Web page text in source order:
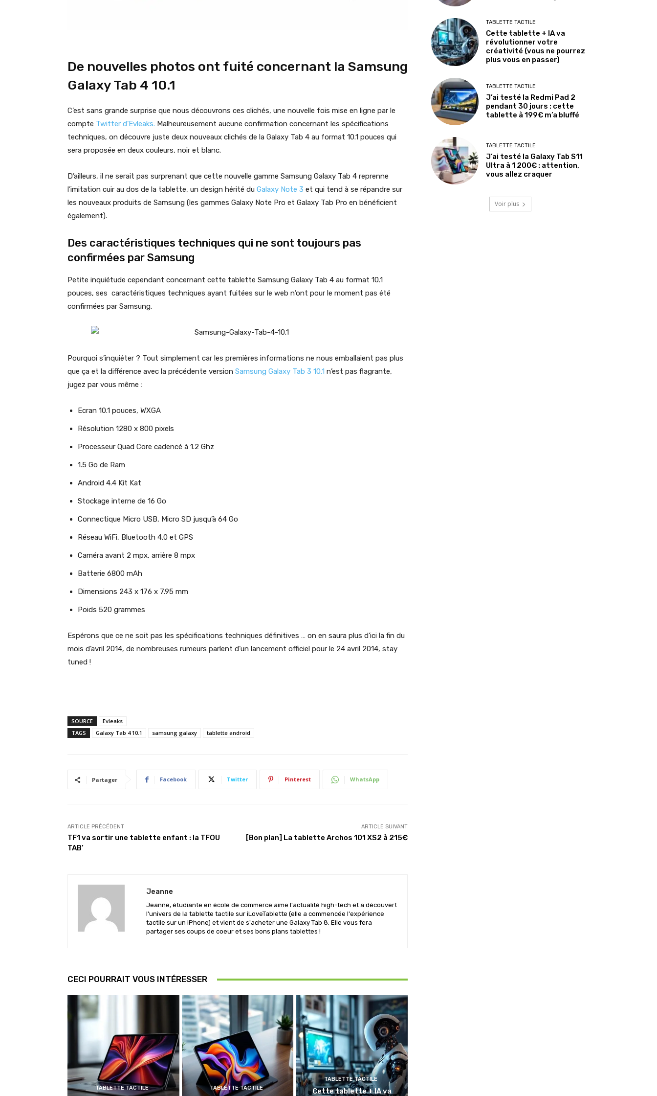
De nouvelles photos ont fuité concernant la Samsung
Galaxy Tab 4 10.1
C’est sans grande surprise que nous découvrons ces clichés, une nouvelle fois mise en ligne par le
compte Twitter d’Evleaks. Malheureusement aucune confirmation concernant les spécifications
techniques, on découvre juste deux nouveaux clichés de la Galaxy Tab 4 au format 10.1 pouces qui
sera proposée en deux couleurs, noir et blanc.
D’ailleurs, il ne serait pas surprenant que cette nouvelle gamme Samsung Galaxy Tab 4 reprenne
l’imitation cuir au dos de la tablette, un design hérité du Galaxy Note 3 et qui tend à se répandre sur
les nouveaux produits de Samsung (les gammes Galaxy Note Pro et Galaxy Tab Pro en bénéficient
également).
Des caractéristiques techniques qui ne sont toujours pas
confirmées par Samsung
Petite inquiétude cependant concernant cette tablette Samsung Galaxy Tab 4 au format 10.1
pouces, ses caractéristiques techniques ayant fuitées sur le web n’ont pour le moment pas été
confirmées par Samsung.
Pourquoi s’inquiéter ? Tout simplement car les premières informations ne nous emballaient pas plus
que ça et la différence avec la précédente version Samsung Galaxy Tab 3 10.1 n’est pas flagrante,
jugez par vous même :
Ecran 10.1 pouces, WXGA
Résolution 1280 x 800 pixels
Processeur Quad Core cadencé à 1.2 Ghz
1.5 Go de Ram
Android 4.4 Kit Kat
Stockage interne de 16 Go
Connectique Micro USB, Micro SD jusqu’à 64 Go
Réseau WiFi, Bluetooth 4.0 et GPS
Caméra avant 2 mpx, arrière 8 mpx
Batterie 6800 mAh
Dimensions 243 x 176 x 7.95 mm
Poids 520 grammes
Espérons que ce ne soit pas les spécifications techniques définitives … on en saura plus d’ici la fin du
mois d’avril 2014, de nombreuses rumeurs parlent d’un lancement officiel pour le 24 avril 2014, stay
tuned !
SOURCE
Evleaks
TAGS
Galaxy Tab 4 10.1 samsung galaxy tablette android
Partager Facebook Twitter Pinterest WhatsApp
ARTICLE PRÉCÉDENT
TF1 va sortir une tablette enfant : la TFOU
TAB’
ARTICLE SUIVANT
[Bon plan] La tablette Archos 101 XS2 à 215€
Jeanne
Jeanne, étudiante en école de commerce aime l'actualité high-tech et a découvert
l'univers de la tablette tactile sur iLoveTablette (elle a commencée l'expérience
tactile sur un iPhone) et vient de s'acheter une Galaxy Tab 8. Elle vous fera
partager ses coups de coeur et ses bons plans tablettes !
CECI POURRAIT VOUS INTÉRESSER
TABLETTE TACTILE TABLETTE TACTILE
TABLETTE TACTILE
Cette tablette + IA va
TABLETTE TACTILE
Cette tablette + IA va
révolutionner votre
créativité (vous ne pourrez
plus vous en passer)
TABLETTE TACTILE
J’ai testé la Redmi Pad 2
pendant 30 jours : cette
tablette à 199€ m’a bluffé
TABLETTE TACTILE
J’ai testé la Galaxy Tab S11
Ultra à 1 200€ : attention,
vous allez craquer
Voir plus